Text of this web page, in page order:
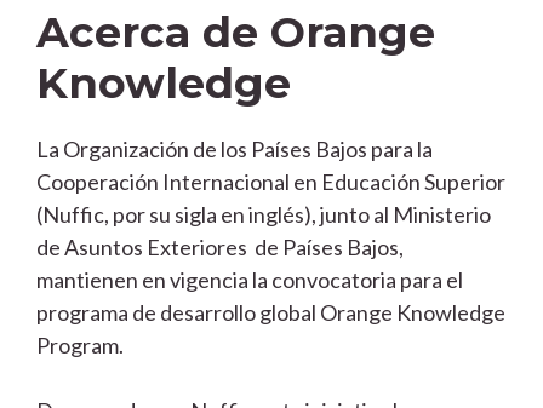
Acerca de Orange
Knowledge
La Organización de los Países Bajos para la
Cooperación Internacional en Educación Superior
(Nuffic, por su sigla en inglés), junto al Ministerio
de Asuntos Exteriores de Países Bajos,
mantienen en vigencia la convocatoria para el
programa de desarrollo global Orange Knowledge
Program.